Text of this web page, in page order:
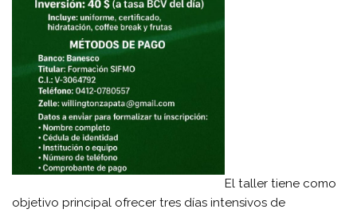
El taller tiene como
objetivo principal ofrecer tres días intensivos de